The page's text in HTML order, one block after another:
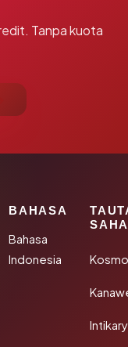
Tanpa kuota
BAHASA
Bahasa
Indonesia